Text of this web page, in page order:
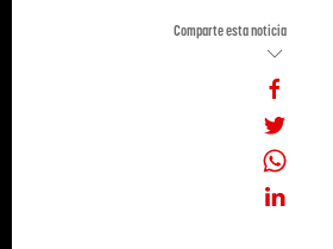
Comparte esta noticia